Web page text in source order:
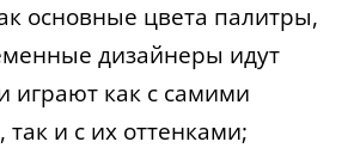
основные цвета палитры,
дизайнеры идут
играют как с самими
так и с их оттенками;